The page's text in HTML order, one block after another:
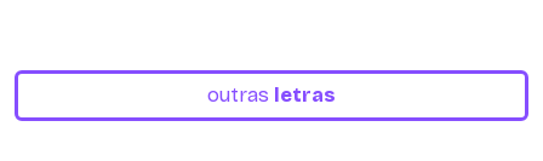
outras letras